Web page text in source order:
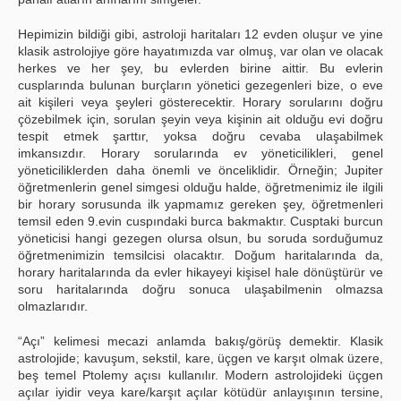
Hepimizin bildiği gibi, astroloji haritaları 12 evden oluşur ve yine
klasik astrolojiye göre hayatımızda var olmuş, var olan ve olacak
herkes ve her şey, bu evlerden birine aittir. Bu evlerin
cusplarında bulunan burçların yönetici gezegenleri bize, o eve
ait kişileri veya şeyleri gösterecektir. Horary sorularını doğru
çözebilmek için, sorulan şeyin veya kişinin ait olduğu evi doğru
tespit etmek şarttır, yoksa doğru cevaba ulaşabilmek
imkansızdır. Horary sorularında ev yöneticilikleri, genel
yöneticiliklerden daha önemli ve önceliklidir. Örneğin; Jupiter
öğretmenlerin genel simgesi olduğu halde, öğretmenimiz ile ilgili
bir horary sorusunda ilk yapmamız gereken şey, öğretmenleri
temsil eden 9.evin cuspındaki burca bakmaktır. Cusptaki burcun
yöneticisi hangi gezegen olursa olsun, bu soruda sorduğumuz
öğretmenimizin temsilcisi olacaktır. Doğum haritalarında da,
horary haritalarında da evler hikayeyi kişisel hale dönüştürür ve
soru haritalarında doğru sonuca ulaşabilmenin olmazsa
olmazlarıdır.
“Açı” kelimesi mecazi anlamda bakış/görüş demektir. Klasik
astrolojide; kavuşum, sekstil, kare, üçgen ve karşıt olmak üzere,
beş temel Ptolemy açısı kullanılır. Modern astrolojideki üçgen
açılar iyidir veya kare/karşıt açılar kötüdür anlayışının tersine,